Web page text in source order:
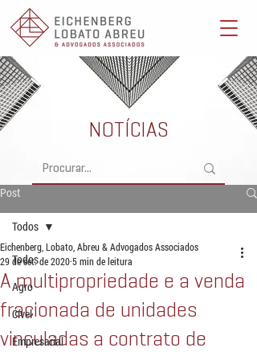
Eichenberg, Lobato, Abreu & Advogados Associados -
Advocacia Full Service
Post
Todos
Agro
Cível
Empresarial
Todos
A multipropriedade e a venda
fracionada de unidades
vinculadas a contrato de
Eichenberg, Lobato, Abreu & Advogados Associados
29 de set. de 20205 min de leitura
NOTÍCIAS